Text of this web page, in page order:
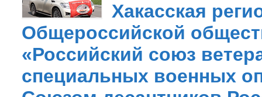
Хакасская
Общероссийской
«Российский союз
специальных военных